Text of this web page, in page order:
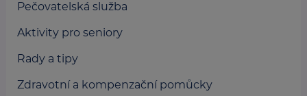
Pečovatelská služba
Aktivity pro seniory
Rady a tipy
Zdravotní a kompenzační pomůcky